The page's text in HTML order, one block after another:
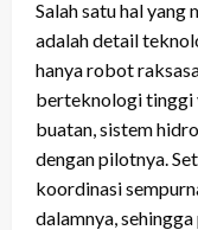
Salah satu hal yang
adalah detail
hanya robot
berteknologi tinggi
buatan, sistem
dengan pilotnya.
koordinasi
dalamnya,